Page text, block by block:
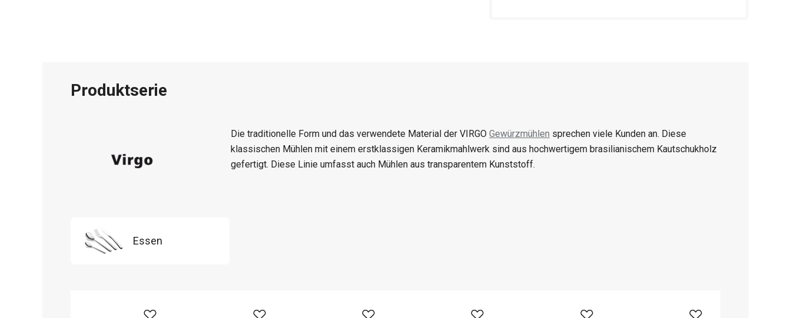
Produktserie
Die traditionelle Form und das verwendete Material der VIRGO Gewürzmühlen sprechen viele Kunden an. Diese
klassischen Mühlen mit einem erstklassigen Keramikmahlwerk sind aus hochwertigem brasilianischem Kautschukholz
gefertigt. Diese Linie umfasst auch Mühlen aus transparentem Kunststoff.
Essen